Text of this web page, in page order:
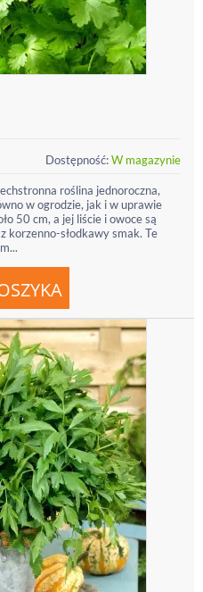
Dostępność:W magazynie
roślina jednoroczna,
w ogrodzie, jak i w uprawie
50 cm, a jej liście i owoce są
korzenno-słodkawy smak. Te